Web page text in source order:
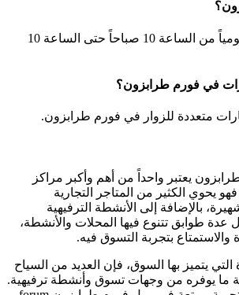
يفتح فورم طرابزون يومياً من الساعة 10 صباحاً حتى الساعة 10
في فورم طرابزون؟
متعددة للزوار في فورم طرابزون.
يعتبر واحداً من أهم وأكبر مراكز
يحوي الكثير من المتاجر التجارية
بالإضافة إلى الأنشطة الترفيهية
عدة طوابق تتنوع فيها المحلات والأنشطة،
والاستمتاع بتجربة التسوق فيه.
التي يتميز بها السوق، فإن العديد من السياح
ما يوفره من وجهات تسوق وأنشطة ترفيهية.